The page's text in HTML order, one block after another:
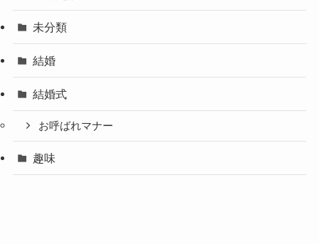
未分類
結婚
結婚式
お呼ばれマナー
趣味